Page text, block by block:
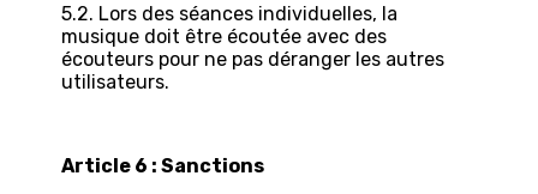
5.2. Lors des séances individuelles, la
musique doit être écoutée avec des
écouteurs pour ne pas déranger les autres
utilisateurs.
Article 6 : Sanctions